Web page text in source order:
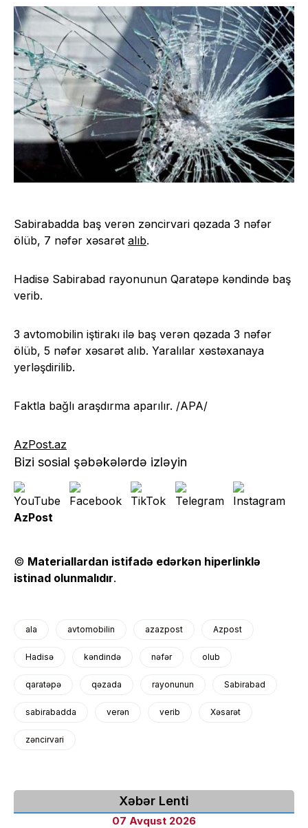
Sabirabadda baş verən zəncirvari qəzada 3 nəfər
ölüb, 7 nəfər xəsarət alıb.
Hadisə Sabirabad rayonunun Qaratəpə kəndində baş
verib.
3 avtomobilin iştirakı ilə baş verən qəzada 3 nəfər
ölüb, 5 nəfər xəsarət alıb. Yaralılar xəstəxanaya
yerləşdirilib.
Faktla bağlı araşdırma aparılır. /APA/
AzPost.az
Bizi sosial şəbəkələrdə izləyin
AzPost
© Materiallardan istifadə edərkən hiperlinklə
istinad olunmalıdır.
ala avtomobilin azazpost Azpost
Hadisə kəndində nəfər olub
qaratəpə qəzada rayonunun Sabirabad
sabirabadda verən verib Xəsarət
zəncirvari
Xəbər Lenti
07 Avqust 2026